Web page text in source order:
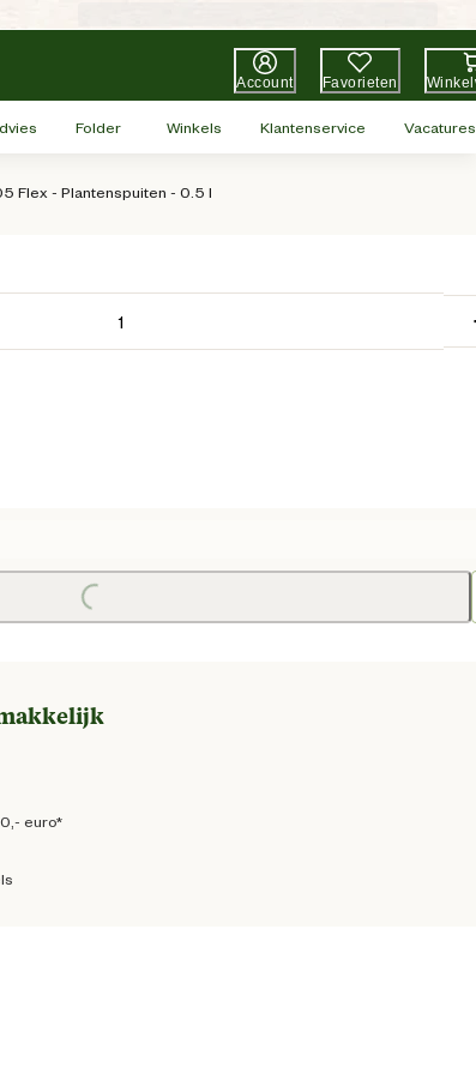
Account Favorieten
Folder Winkels Klantenservice Vacatures
Flex - Plantenspuiten - 0.5 l
Loading...
euro*